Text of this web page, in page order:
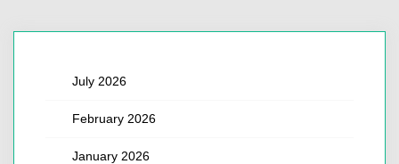
July 2026
February 2026
January 2026